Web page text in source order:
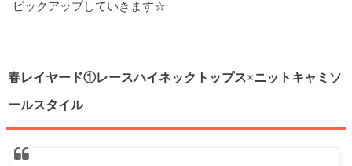
ピックアップしていきます☆
春レイヤード①レースハイネックトップス×ニットキャミソ
ールスタイル